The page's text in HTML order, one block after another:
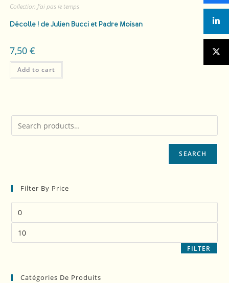
Collection J'ai pas le temps
Décolle !de Julien Bucci et Padre Moisan
7,50 €
Add to cart
SEARCH
Filter By Price
FILTER
Catégories De Produits